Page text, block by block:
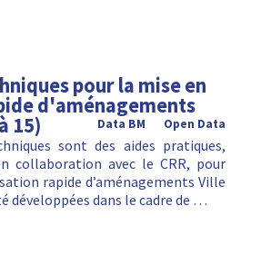
pour la mise en
d'aménagements
15) Open Data
Data BM
sont des aides pratiques,
collaboration avec le CRR, pour
rapide d’aménagements Ville
développées dans le cadre de …